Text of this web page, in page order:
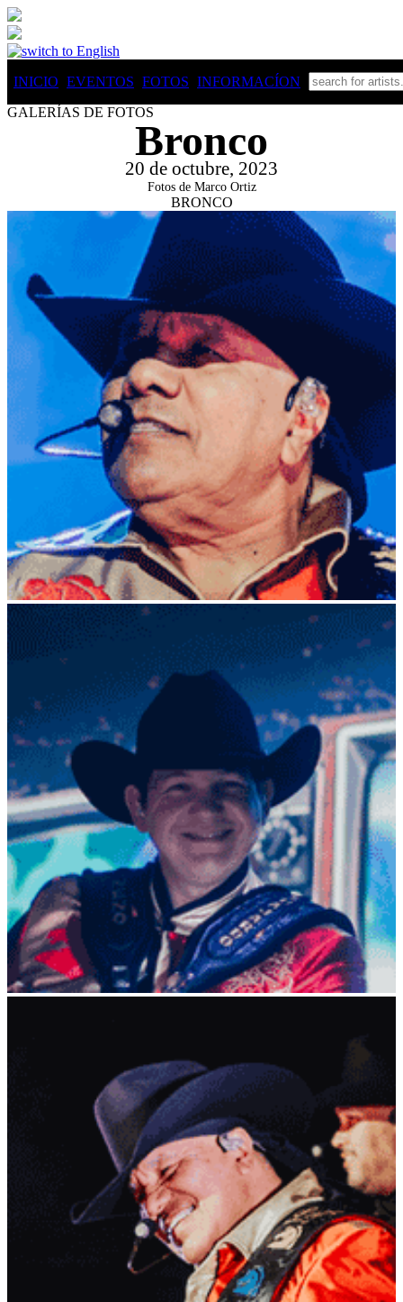
INICIO EVENTOS FOTOS INFORMACÍON
GALERÍAS DE FOTOS
Bronco
20 de octubre, 2023
Fotos de Marco Ortiz
BRONCO